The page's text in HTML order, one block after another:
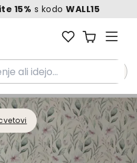
15% s kodo WALL15
idejo...